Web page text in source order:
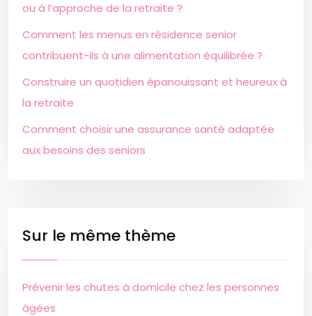
ou à l’approche de la retraite ?
Comment les menus en résidence senior
contribuent-ils à une alimentation équilibrée ?
Construire un quotidien épanouissant et heureux à
la retraite
Comment choisir une assurance santé adaptée
aux besoins des seniors
Sur le même thème
Prévenir les chutes à domicile chez les personnes
âgées